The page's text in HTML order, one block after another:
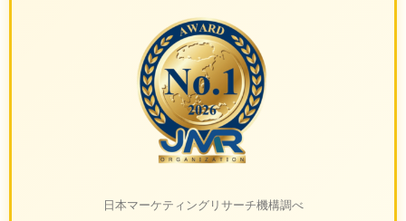
日本マーケティングリサーチ機構調べ